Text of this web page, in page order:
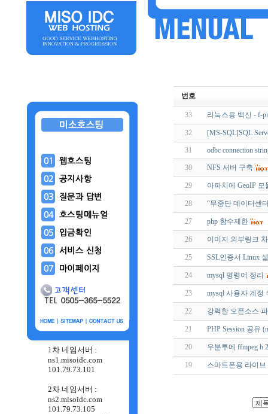
1차 네임서버 :
ns1.misoidc.com
101.79.73.101
2차 네임서버 :
ns2.misoidc.com
101.79.73.105
번호
33 리눅스용 백신 - f-
32 [MS-SQL]SQL
31 odbc connection
30 NFS 서버 구축
29 아파치에 GeoIP
28 “무중단 데이터센
27 php 함수제한
26 이미지 외부링크
25 SSL인증서 Linux
24 mysql 명령어 정리
23 mysql 사용자 계정
22 강력한 오픈소스
21 PHP Session 공유
20 우분투에 ffmpeg
19 스마트폰용 라이